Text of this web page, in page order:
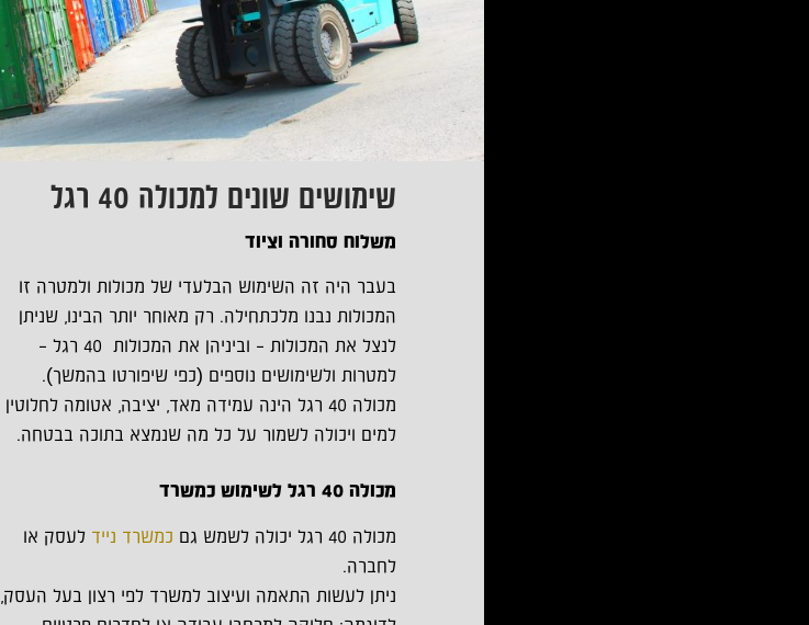
שימושים שונים למכולה 40 רגל
משלוח סחורה וציוד
בעבר היה זה השימוש הבלעדי של מכולות ולמטרה זו
המכולות נבנו מלכתחילה. רק מאוחר יותר הבינו, שניתן
לנצל את המכולות – וביניהן את המכולות 40 רגל –
למטרות ולשימושים נוספים (כפי שיפורטו בהמשך).
מכולה 40 רגל הינה עמידה מאד, יציבה, אטומה לחלוטין
למים ויכולה לשמור על כל מה שנמצא בתוכה בבטחה.
מכולה 40 רגל לשימוש כמשרד
מכולה 40 רגל יכולה לשמש גם כמשרד נייד לעסק או
לחברה.
ניתן לעשות התאמה ועיצוב למשרד לפי רצון בעל העסק,